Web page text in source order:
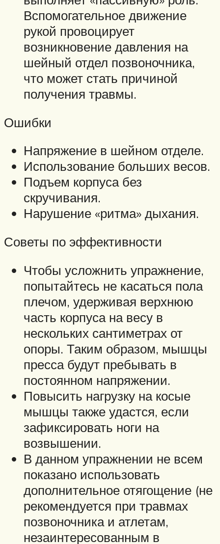
Вспомогательное движение
рукой провоцирует
возникновение давления на
шейный отдел позвоночника,
что может стать причиной
получения травмы.
Ошибки
Напряжение в шейном отделе.
Использование больших весов.
Подъем корпуса без
скручивания.
Нарушение «ритма» дыхания.
Советы по эффективности
Чтобы усложнить упражнение,
попытайтесь не касаться пола
плечом, удерживая верхнюю
часть корпуса на весу в
нескольких сантиметрах от
опоры. Таким образом, мышцы
пресса будут пребывать в
постоянном напряжении.
Повысить нагрузку на косые
мышцы также удастся, если
зафиксировать ноги на
возвышении.
В данном упражнении не всем
показано использовать
дополнительное отягощение (не
рекомендуется при травмах
позвоночника и атлетам,
незаинтересованным в